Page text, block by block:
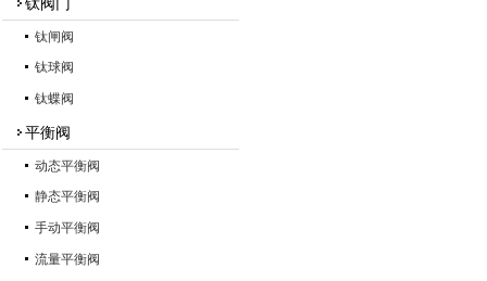
钛阀门
钛闸阀
钛球阀
钛蝶阀
平衡阀
动态平衡阀
静态平衡阀
手动平衡阀
流量平衡阀